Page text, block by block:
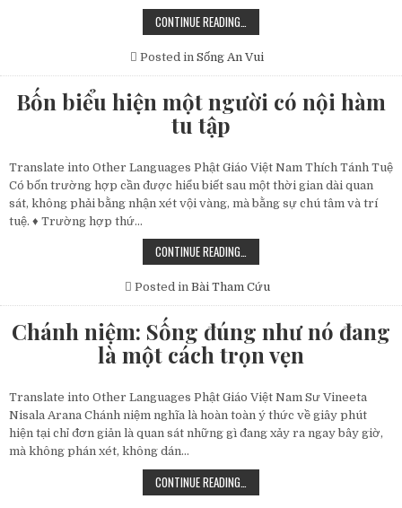
CONTINUE READING…
VỚI
HIỆN
VÀ
HỌC
CÁCH
XẢ
Posted in Sống An Vui
Bốn biểu hiện một người có nội hàm
tu tập
Translate into Other Languages Phật Giáo Việt Nam Thích Tánh Tuệ
Có bốn trường hợp cần được hiểu biết sau một thời gian dài quan
sát, không phải bằng nhận xét vội vàng, mà bằng sự chú tâm và trí
tuệ. ♦ Trường hợp thứ…
CONTINUE READING…
BIỂU
MỘT
CÓ
HÀM
TU
TẬP
Posted in Bài Tham Cứu
Chánh niệm: Sống đúng như nó đang
là một cách trọn vẹn
Translate into Other Languages Phật Giáo Việt Nam Sư Vineeta
Nisala Arana Chánh niệm nghĩa là hoàn toàn ý thức về giây phút
hiện tại chỉ đơn giản là quan sát những gì đang xảy ra ngay bây giờ,
mà không phán xét, không dán…
CONTINUE READING…
NIỆM: